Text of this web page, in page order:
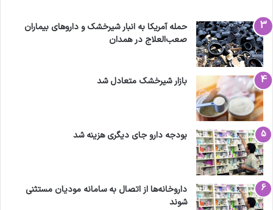
حمله آمریکا به انبار شیرخشک و داروهای بیماران
صعب‌العلاج در همدان
بازار شیرخشک متعادل شد
بودجه دارو جای دیگری هزینه شد
داروخانه‌ها از اتصال به سامانه مودیان مستثنی
شوند